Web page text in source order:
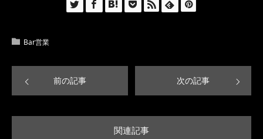
Bar営業
前の記事 次の記事
関連記事